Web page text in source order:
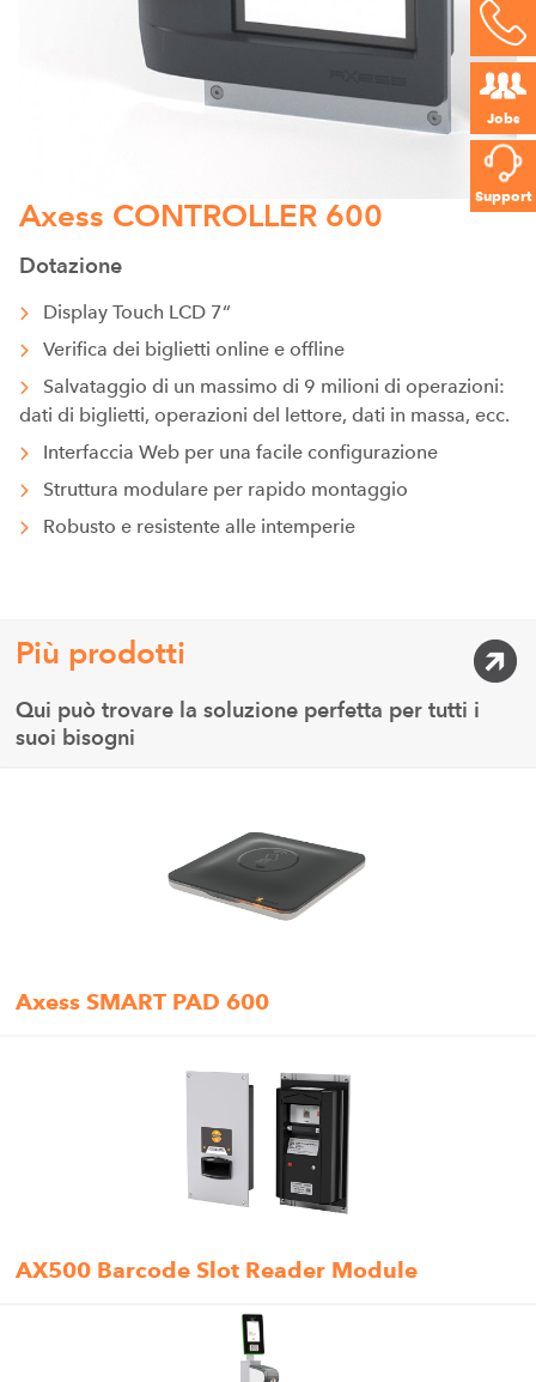
Jobs
Support
Axess CONTROLLER 600
Dotazione
Display Touch LCD 7“
Verifica dei biglietti online e offline
Salvataggio di un massimo di 9 milioni di operazioni:
dati di biglietti, operazioni del lettore, dati in massa, ecc.
Interfaccia Web per una facile configurazione
Struttura modulare per rapido montaggio
Robusto e resistente alle intemperie
Più prodotti
Qui può trovare la soluzione perfetta per tutti i
suoi bisogni
Axess SMART PAD 600
AX500 Barcode Slot Reader Module